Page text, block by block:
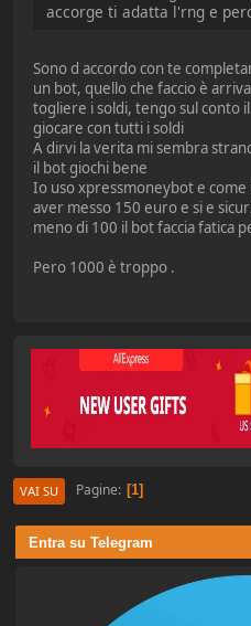
Entra su Telegram
accorge ti adatta l'rng e
Sono d accordo con te
un bot, quello che faccio è
togliere i soldi, tengo sul conto
giocare con tutti i soldi
A dirvi la verita mi sembra
il bot giochi bene
Io uso xpressmoneybot e
aver messo 150 euro e si e
meno di 100 il bot faccia fatica
Pero 1000 è troppo .
VAI SU Pagine 1